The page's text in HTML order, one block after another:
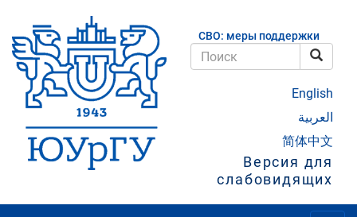
основному
содержанию
СВО: меры поддержки
English
العربية
简体中文
Версия для
слабовидящих